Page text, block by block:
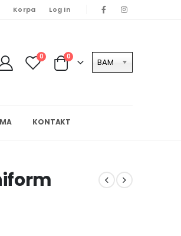
Korpa Log In
0 0
BAM
KONTAKT